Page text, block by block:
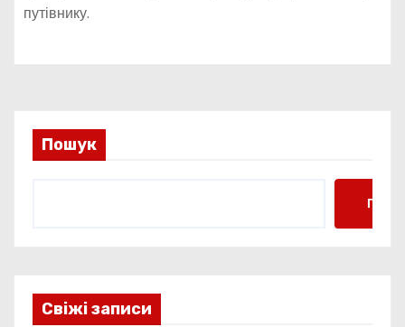
путівнику.
Пошук
Свіжі записи